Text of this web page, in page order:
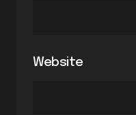
Website